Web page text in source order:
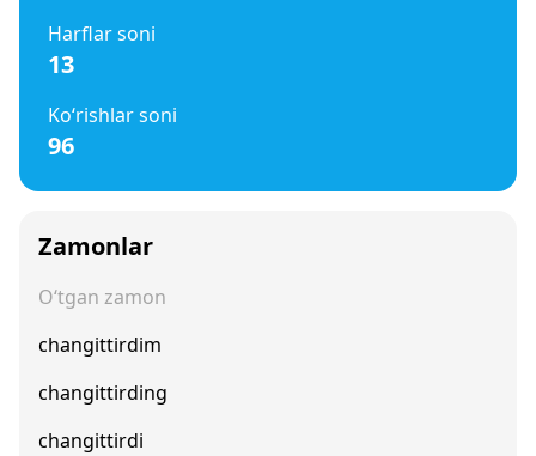
Harflar soni
13
Ko‘rishlar soni
96
Zamonlar
O‘tgan zamon
changittirdim
changittirding
changittirdi